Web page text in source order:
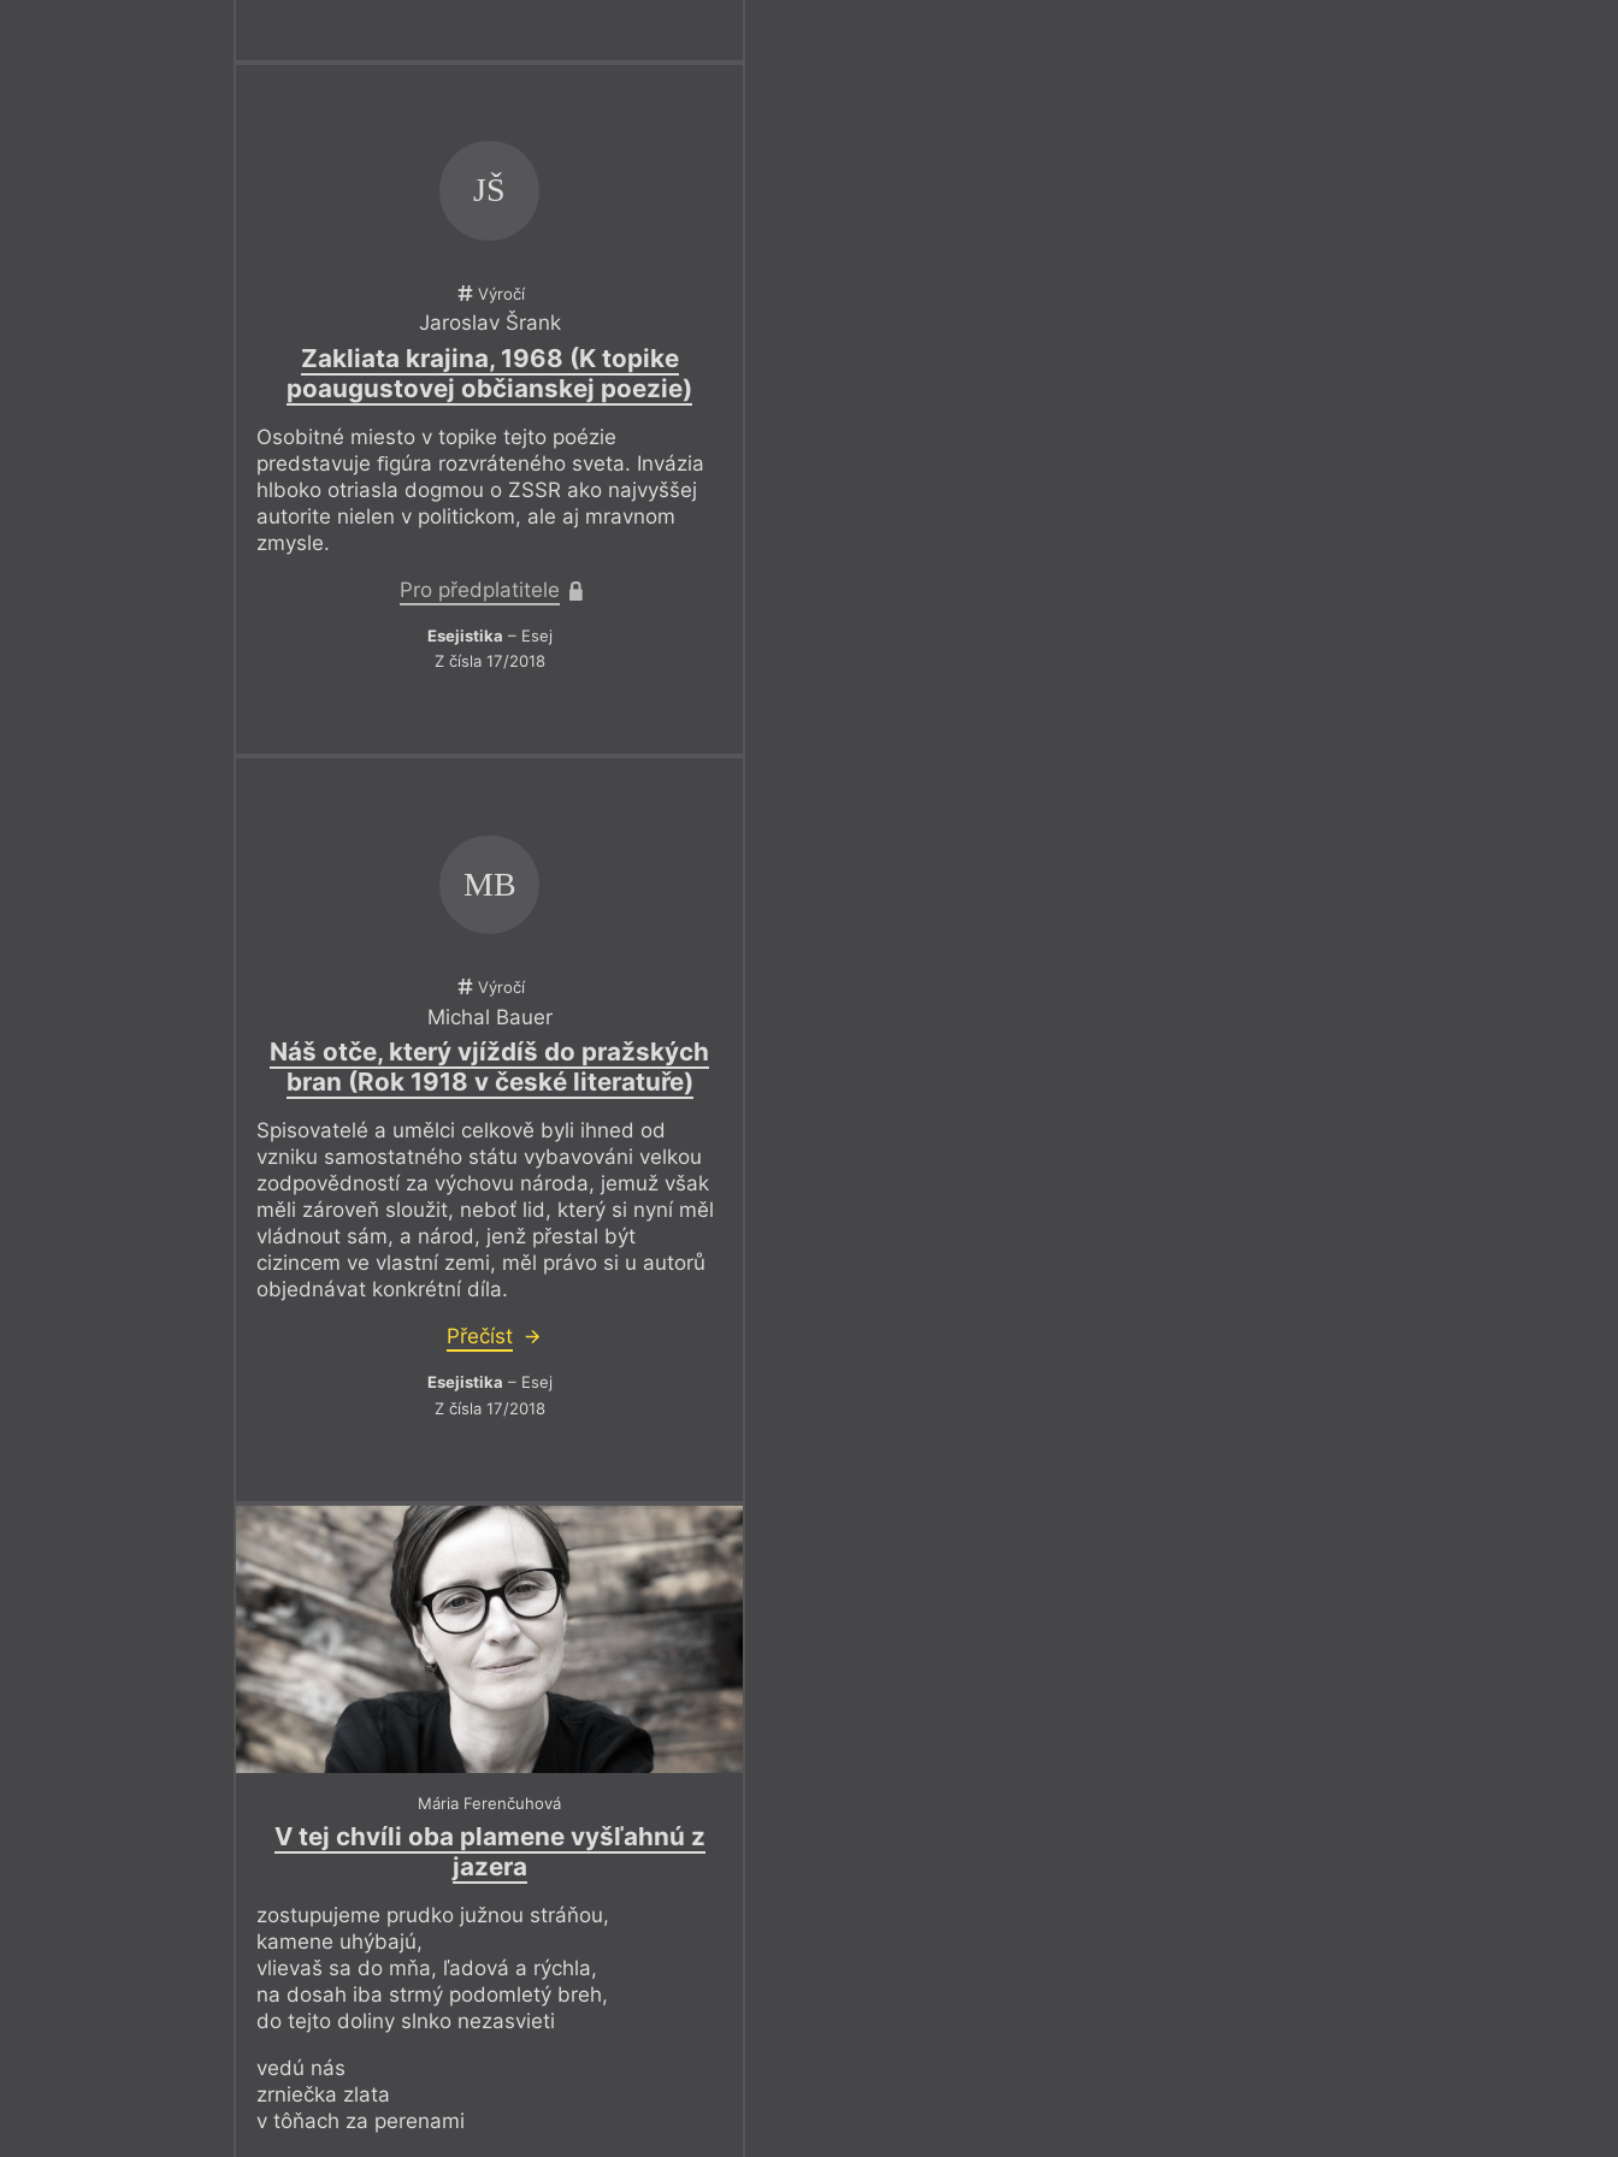
Svět–hub, Praha 2, Slovenská 21.
JŠ
Výročí
Jaroslav Šrank
Zakliata krajina, 1968 (K topike
poaugustovej občianskej poezie)
Osobitné miesto v topike tejto poézie
predstavuje ﬁgúra rozvráteného sveta. Invázia
hlboko otriasla dogmou o ZSSR ako najvyššej
autorite nielen v politickom, ale aj mravnom
zmysle.
Pro předplatitele
Esejistika – Esej
Z čísla 17/2018
MB
Výročí
Michal Bauer
Náš otče, který vjíždíš do pražských
bran (Rok 1918 v české literatuře)
Spisovatelé a umělci celkově byli ihned od
vzniku samostatného státu vybavováni velkou
zodpovědností za výchovu národa, jemuž však
měli zároveň sloužit, neboť lid, který si nyní měl
vládnout sám, a národ, jenž přestal být
cizincem ve vlastní zemi, měl právo si u autorů
objednávat konkrétní díla.
Přečíst
Esejistika – Esej
Z čísla 17/2018
Mária Ferenčuhová
V tej chvíli oba plamene vyšľahnú z
jazera
zostupujeme prudko južnou stráňou,
kamene uhýbajú,
vlievaš sa do mňa, ľadová a rýchla,
na dosah iba strmý podomletý breh,
do tejto doliny slnko nezasvieti
vedú nás
zrniečka zlata
v tôňach za perenami